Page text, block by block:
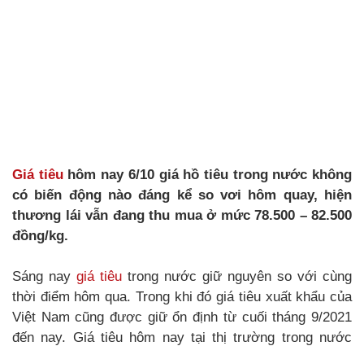
Giá tiêuhôm nay 6/10 giá hồ tiêu trong nước không
có biến động nào đáng kể so vơi hôm quay, hiện
thương lái vẫn đang thu mua ở mức 78.500 – 82.500
đồng/kg.
Sáng nay giá tiêu trong nước giữ nguyên so với cùng
thời điểm hôm qua. Trong khi đó giá tiêu xuất khẩu của
Việt Nam cũng được giữ ổn định từ cuối tháng 9/2021
đến nay. Giá tiêu hôm nay tại thị trường trong nước